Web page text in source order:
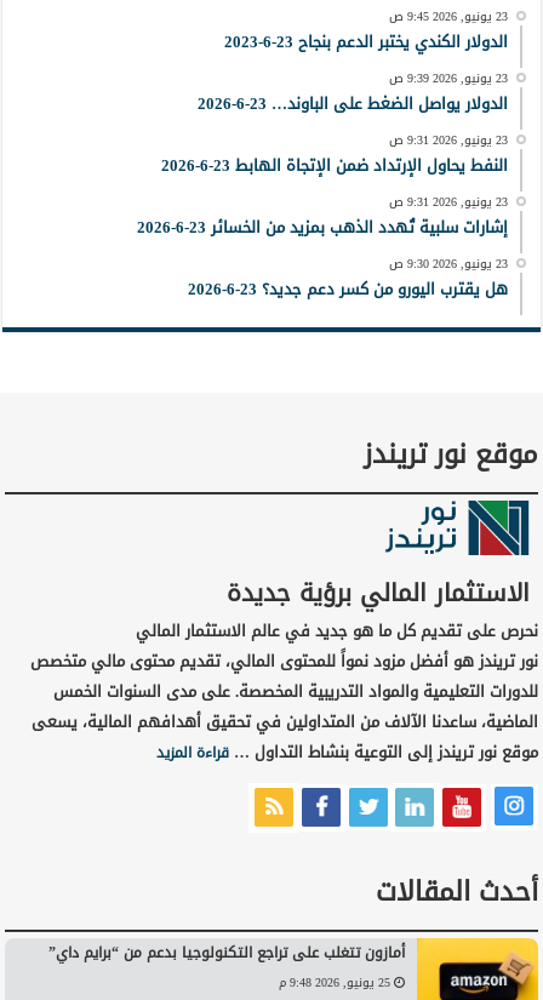
23 يونيو, 2026 9:45 ص
الدولار الكندي يختبر الدعم بنجاح 23-6-2023
23 يونيو, 2026 9:39 ص
الدولار يواصل الضغط على الباوند… 23-6-2026
23 يونيو, 2026 9:31 ص
النفط يحاول الإرتداد ضمن الإتجاة الهابط 23-6-2026
23 يونيو, 2026 9:31 ص
إشارات سلبية تُهدد الذهب بمزيد من الخسائر 23-6-2026
23 يونيو, 2026 9:30 ص
هل يقترب اليورو من كسر دعم جديد؟ 23-6-2026
موقع نور تريندز
الاستثمار المالي برؤية جديدة
نحرص على تقديم كل ما هو جديد في عالم الاستثمار المالي
نور تريندز هو أفضل مزود نمواً للمحتوى المالي، تقديم محتوى مالي متخصص
للدورات التعليمية والمواد التدريبية المخصصة. على مدى السنوات الخمس
الماضية، ساعدنا الآلاف من المتداولين في تحقيق أهدافهم المالية، يسعى
موقع نور تريندز إلى التوعية بنشاط التداول …قراءة المزيد
أحدث المقالات
أمازون تتغلب على تراجع التكنولوجيا بدعم من “برايم داي”
25 يونيو, 2026 9:48 م